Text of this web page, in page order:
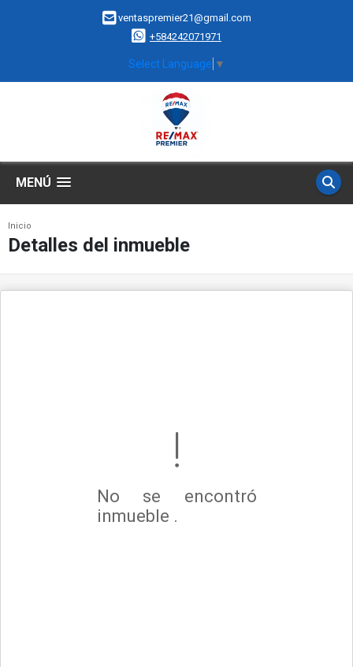
ventaspremier21@gmail.com
+584242071971
Select Language ▼
MENÚ
Inicio
Detalles del inmueble
No se encontró
inmueble .